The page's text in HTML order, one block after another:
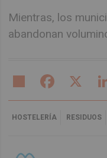
Mientras, los
abandonan
Share Facebook
HOSTELERÍA RESIDUOS